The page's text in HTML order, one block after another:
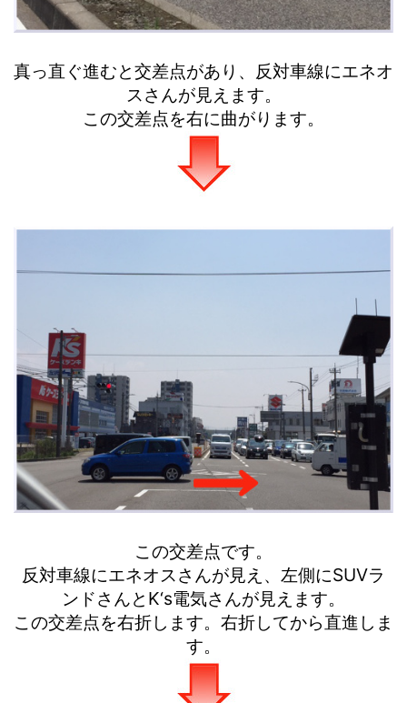
真っ直ぐ進むと交差点があり、反対車線にエネオ
スさんが見えます。
この交差点を右に曲がります。
この交差点です。
反対車線にエネオスさんが見え、左側にSUVラ
ンドさんとK‘s電気さんが見えます。
この交差点を右折します。右折してから直進しま
す。